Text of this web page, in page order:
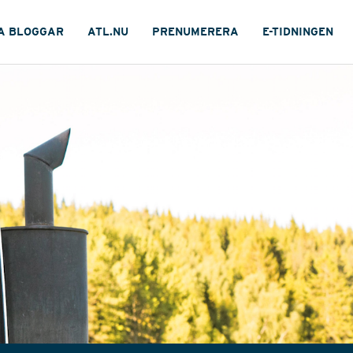
BLOGGAR ATL.NU PRENUMERERA E-TIDNINGEN